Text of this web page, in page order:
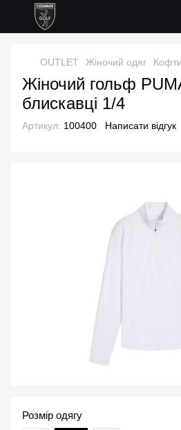
OUTLET Жіночий одяг
Жіночий гольф
блискавці 1/4
Артикул: 100400 Написати відгук
Розмір одягу